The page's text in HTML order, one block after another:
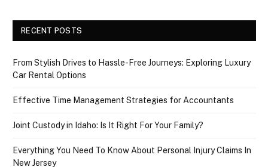
RECENT POSTS
From Stylish Drives to Hassle-Free Journeys: Exploring Luxury
Car Rental Options
Effective Time Management Strategies for Accountants
Joint Custody in Idaho: Is It Right For Your Family?
Everything You Need To Know About Personal Injury Claims In
New Jersey